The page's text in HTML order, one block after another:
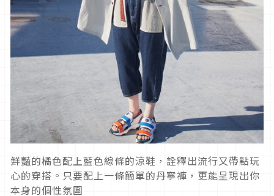
鮮豔的橘色配上藍色線條的涼鞋，詮釋出流行又帶點玩
心的穿搭。只要配上一條簡單的丹寧褲，更能呈現出你
本身的個性氛圍